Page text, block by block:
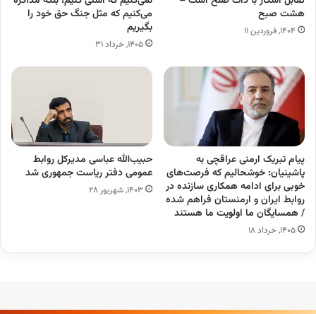
هشت صبح
۱۴۰۴, فروردین ۱۱
می‌کنیم که مثل جنگ حق‌ خود را
بگیریم
۱۴۰۵, خرداد ۳۱
پیام تبریک ارمنی عراقچی به
پاشینیان: خوشحالیم که فرصت‌های
خوبی برای ادامه همکاری سازنده در
روابط ایران و ارمنستان فراهم شده
/ همسایگان ما اولویت ما هستند
۱۴۰۵, خرداد ۱۸
حبیب‌الله عباسی مدیرکل روابط
عمومی دفتر ریاست جمهوری شد
۱۴۰۳, شهریور ۲۸